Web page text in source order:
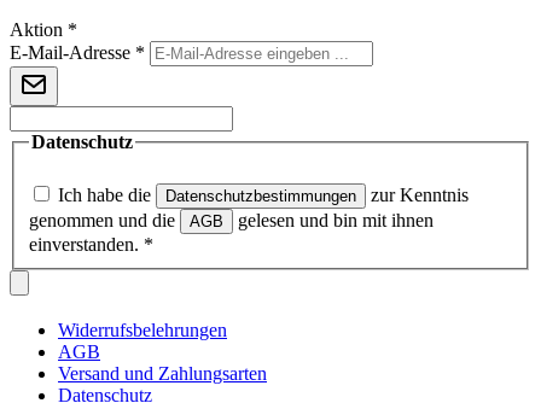
Aktion *
E-Mail-Adresse *
Datenschutz
Ich habe die Datenschutzbestimmungen
zur Kenntnis
genommen und die
AGB
gelesen und bin mit ihnen
einverstanden. *
Widerrufsbelehrungen
AGB
Versand und Zahlungsarten
Datenschutz